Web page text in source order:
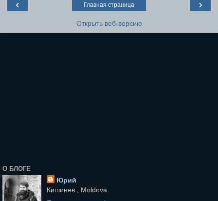
‹ ›
Главная страница
Открыть веб-версию
О БЛОГЕ
Юрий
Кишинев , Moldova